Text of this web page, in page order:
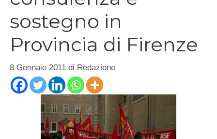
sostegno in
Provincia di Firenze
8 Gennaio 2011 di Redazione